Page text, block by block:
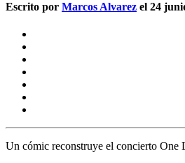
Escrito por Marcos Alvarez el 24
Un cómic reconstruye el concierto One